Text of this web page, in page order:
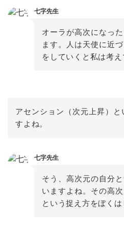
七字先生
オーラが高次になっ
ます。人は天使に近
をしていくと私は考え
アセンション（次元上昇）と
すよね。
七字先生
そう、高次元の自分
いますよね。その高
という捉え方をぼくは